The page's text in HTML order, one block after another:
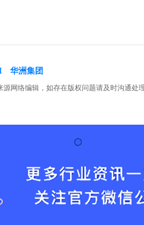
华洲集团
网络编辑，如存在版权问题请及时沟通处